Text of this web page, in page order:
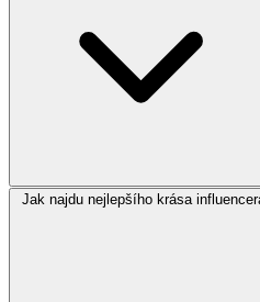
Jak najdu nejlepšího krása